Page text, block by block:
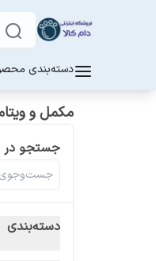
دسته‌بندی
مکمل و
جستجو در
دسته‌بندی